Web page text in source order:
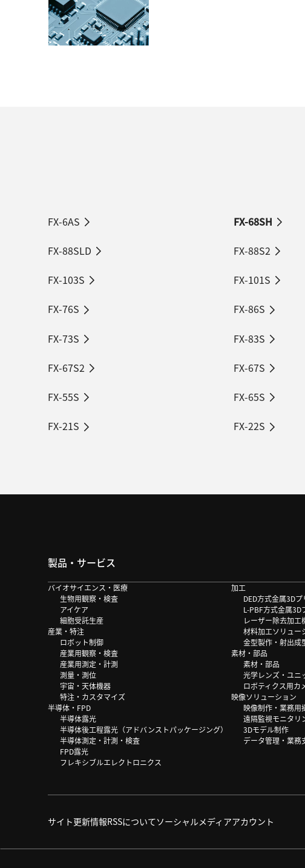
FX-6AS FX-68SH
FX-88SLD FX-88S2
FX-103S FX-101S
FX-76S FX-86S
FX-73S FX-83S
FX-67S2 FX-67S
FX-55S FX-65S
FX-21S FX-22S
製品・サービス
バイオサイエンス・医療​
生物用観察・検査
アイケア
細胞受託生産
産業・特注
ロボット制御
産業用観察・検査
産業用測定・計測
測量・測位
宇宙・天体機器
特注・カスタマイズ
半導体・FPD
半導体露光
半導体後工程露光（アドバンストパッケージング）
半導体測定・計測・検査
FPD露光
フレキシブルエレクトロニクス
加工
DED方式金属3Dプ
L-PBF方式金属3D
レーザー除去加工
材料加工ソリュー
金型製作・射出成
素材・部品
素材・部品
光学レンズ・ユニ
ロボティクス用カ
映像ソリューション
映像制作・業務用
遠隔監視モニタリ
3Dモデル制作
データ管理・業務
サイト更新情報RSSについてソーシャルメディアアカウント